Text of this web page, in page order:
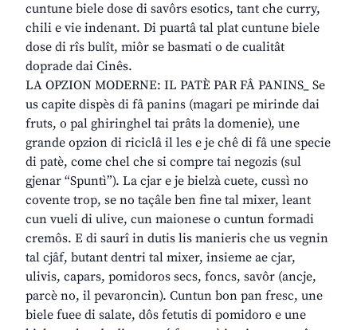
cuntune biele dose di savôrs esotics, tant che curry,
chili e vie indenant. Di puartâ tal plat cuntune biele
dose di rîs bulît, miôr se basmati o de cualitât
doprade dai Cinês.
LA OPZION MODERNE: IL PATÈ PAR FÂ PANINS_ Se
us capite dispès di fâ panins (magari pe mirinde dai
fruts, o pal ghiringhel tai prâts la domenie), une
grande opzion di riciclâ il les e je chê di fâ une specie
di patè, come chel che si compre tai negozis (sul
gjenar “Spuntì”). La cjar e je bielzà cuete, cussì no
covente trop, se no taçâle ben fine tal mixer, leant
cun vueli di ulive, cun maionese o cuntun formadi
cremôs. E di saurî in dutis lis manieris che us vegnin
tal cjâf, butant dentri tal mixer, insieme ae cjar,
ulivis, capars, pomidoros secs, foncs, savôr (ancje,
parcè no, il pevaroncin). Cuntun bon pan fresc, une
biele fuee di salate, dôs fetutis di pomidoro e une